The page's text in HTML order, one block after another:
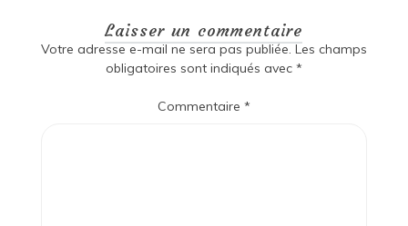
Laisser un commentaire
Votre adresse e-mail ne sera pas publiée. Les champs
obligatoires sont indiqués avec *
Commentaire *